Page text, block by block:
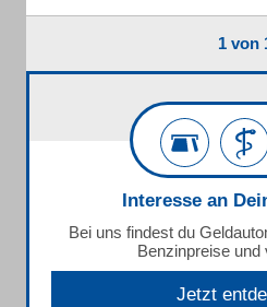
1 von
Interesse an
Bei uns findest du
Benzinpreise und
Jetzt